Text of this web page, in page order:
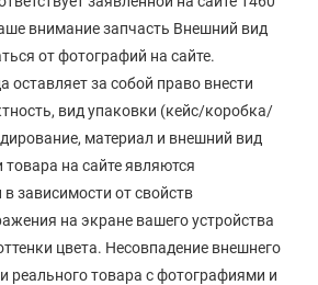
внимание запчасть Внешний вид
от фотографий на сайте.
оставляет за собой право внести
вид упаковки (кейс/коробка/
материал и внешний вид
на сайте являются
зависимости от свойств
на экране вашего устройства
цвета. Несовпадение внешнего
реального товара с фотографиями и